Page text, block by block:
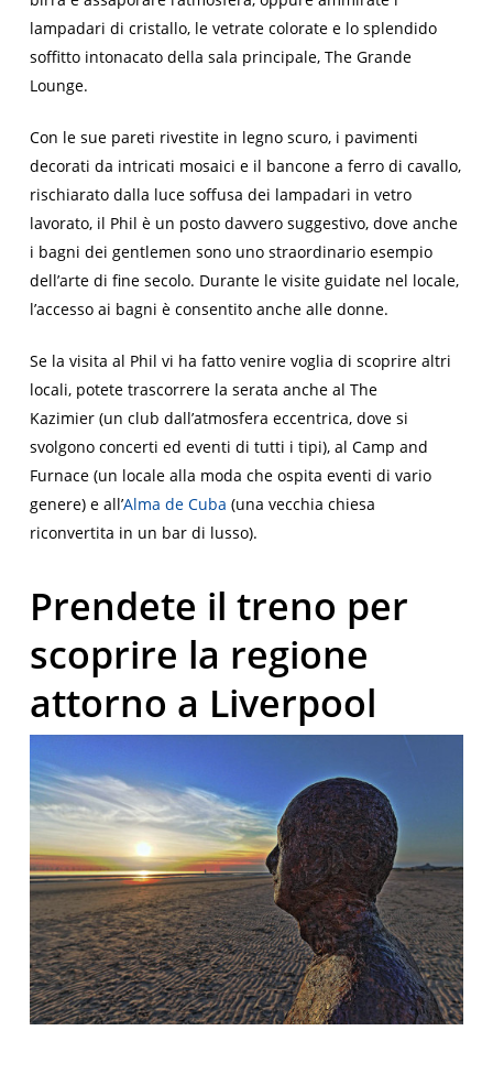
lampadari di cristallo, le vetrate colorate e lo splendido
soffitto intonacato della sala principale, The Grande
Lounge.
Con le sue pareti rivestite in legno scuro, i pavimenti
decorati da intricati mosaici e il bancone a ferro di cavallo,
rischiarato dalla luce soffusa dei lampadari in vetro
lavorato, il Phil è un posto davvero suggestivo, dove anche
i bagni dei gentlemen sono uno straordinario esempio
dell’arte di fine secolo. Durante le visite guidate nel locale,
l’accesso ai bagni è consentito anche alle donne.
Se la visita al Phil vi ha fatto venire voglia di scoprire altri
locali, potete trascorrere la serata anche al The
Kazimier (un club dall’atmosfera eccentrica, dove si
svolgono concerti ed eventi di tutti i tipi), al Camp and
Furnace (un locale alla moda che ospita eventi di vario
genere) e all’Alma de Cuba (una vecchia chiesa
riconvertita in un bar di lusso).
Prendete il treno per
scoprire la regione
attorno a Liverpool